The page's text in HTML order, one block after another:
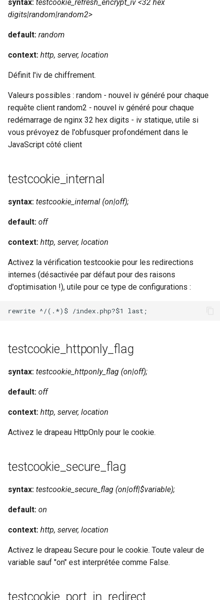
syntax: testcookie_refresh_encrypt_iv <32 hex
digits|random|random2>
default: random
context: http, server, location
Définit l'iv de chiffrement.
Valeurs possibles : random - nouvel iv généré pour chaque
requête client random2 - nouvel iv généré pour chaque
redémarrage de nginx 32 hex digits - iv statique, utile si
vous prévoyez de l'obfusquer profondément dans le
JavaScript côté client
testcookie_internal
syntax: testcookie_internal (on|off);
default: off
context: http, server, location
Activez la vérification testcookie pour les redirections
internes (désactivée par défaut pour des raisons
d'optimisation !), utile pour ce type de configurations :
testcookie_httponly_flag
syntax: testcookie_httponly_flag (on|off);
default: off
context: http, server, location
Activez le drapeau HttpOnly pour le cookie.
testcookie_secure_flag
syntax: testcookie_secure_flag (on|off|$variable);
default: on
context: http, server, location
Activez le drapeau Secure pour le cookie. Toute valeur de
variable sauf "on" est interprétée comme False.
testcookie_port_in_redirect